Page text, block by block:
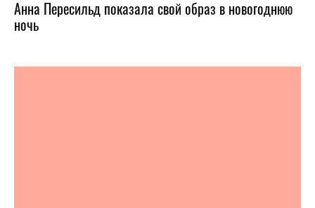
Анна Пересильд показала свой образ в новогоднюю
ночь